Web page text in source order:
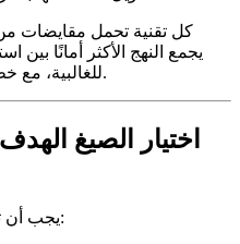
كل تقنية تحمل مقايضات من
يجمع النهج الأكثر أمانًا
للغالبية، مع خطوة محاكاة موجهة للعنصر الصعب.
اختيار الصيغ
يجب أن تستوفي صيغة التحويل ثلاث معايير: